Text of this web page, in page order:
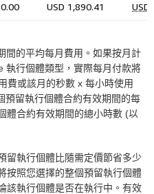
間的平均每月費用。如果按月計
執行個體類型，實際每月付款將
費或該月的秒數 x 每小時使用
預留執行個體合約有效期間的每
體合約有效期間的總小時數 (以
留執行個體比隨需定價節省多少
按照您選擇的整個預留執行個體
該執行個體是否在執行中。有效